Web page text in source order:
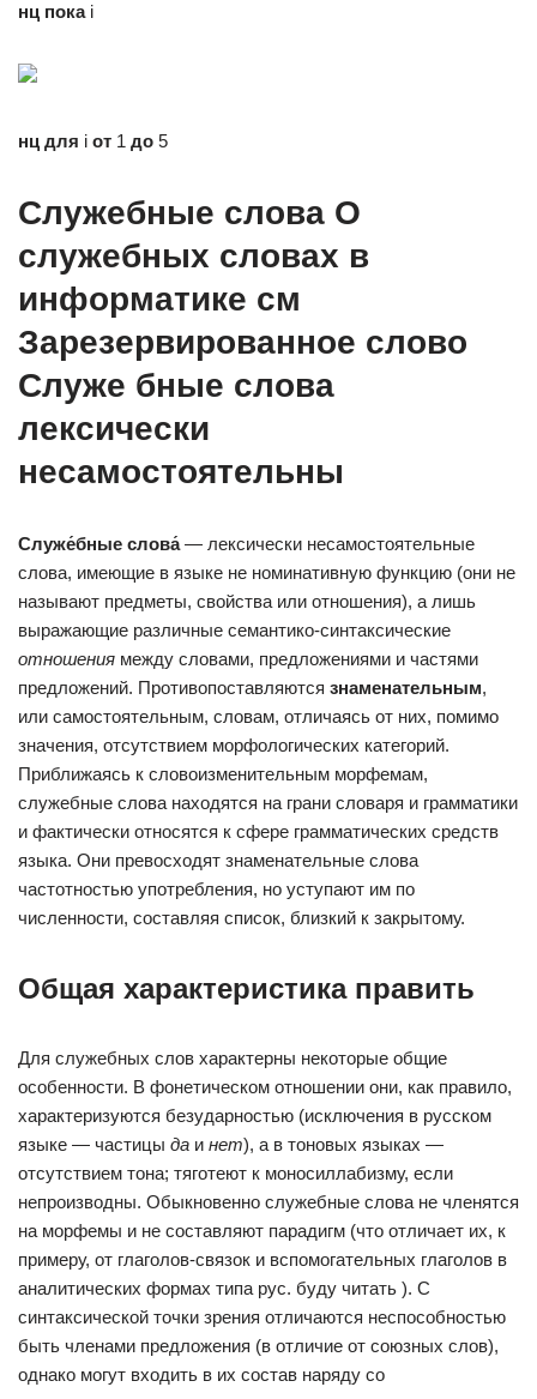
нц покаi
нц для i от 1 до 5
Служебные слова О
служебных словах в
информатике см
Зарезервированное слово
Служе бные слова
лексически
несамостоятельны
Служе́бные слова́— лексически несамостоятельные
слова, имеющие в языке не номинативную функцию (они не
называют предметы, свойства или отношения), а лишь
выражающие различные семантико-синтаксические
отношения между словами, предложениями и частями
предложений. Противопоставляются знаменательным,
или самостоятельным, словам, отличаясь от них, помимо
значения, отсутствием морфологических категорий.
Приближаясь к словоизменительным морфемам,
служебные слова находятся на грани словаря и грамматики
и фактически относятся к сфере грамматических средств
языка. Они превосходят знаменательные слова
частотностью употребления, но уступают им по
численности, составляя список, близкий к закрытому.
Общая характеристика править
Для служебных слов характерны некоторые общие
особенности. В фонетическом отношении они, как правило,
характеризуются безударностью (исключения в русском
языке — частицы да и нет), а в тоновых языках —
отсутствием тона; тяготеют к моносиллабизму, если
непроизводны. Обыкновенно служебные слова не членятся
на морфемы и не составляют парадигм (что отличает их, к
примеру, от глаголов-связок и вспомогательных глаголов в
аналитических формах типа рус. буду читать ). С
синтаксической точки зрения отличаются неспособностью
быть членами предложения (в отличие от союзных слов),
однако могут входить в их состав наряду со